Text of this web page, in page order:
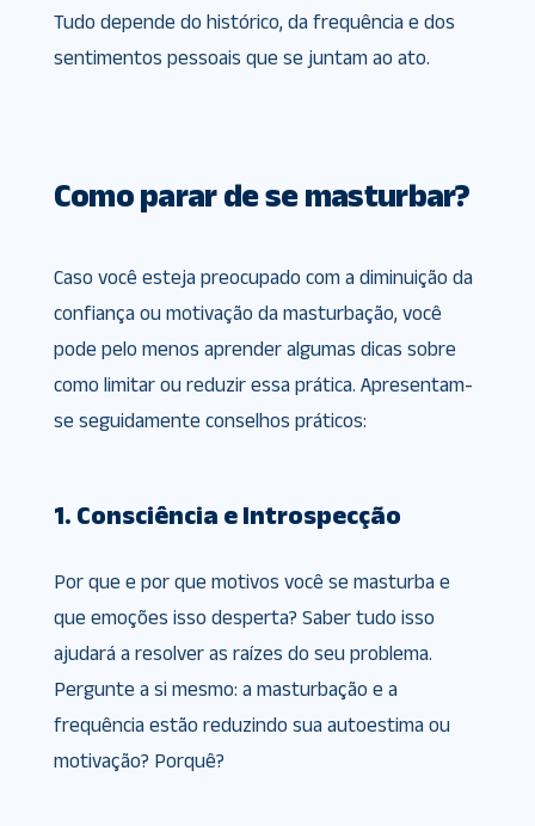
Tudo depende do histórico, da frequência e dos
sentimentos pessoais que se juntam ao ato.
Como parar de se masturbar?
Caso você esteja preocupado com a diminuição da
confiança ou motivação da masturbação, você
pode pelo menos aprender algumas dicas sobre
como limitar ou reduzir essa prática. Apresentam-
se seguidamente conselhos práticos:
1. Consciência e Introspecção
Por que e por que motivos você se masturba e
que emoções isso desperta? Saber tudo isso
ajudará a resolver as raízes do seu problema.
Pergunte a si mesmo: a masturbação e a
frequência estão reduzindo sua autoestima ou
motivação? Porquê?